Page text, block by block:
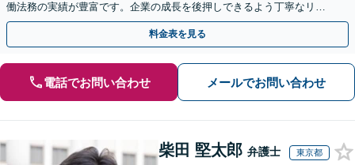
働法務の実績が豊富です。企業の成長を後押しできるよう丁寧なリー
ガルサービスを提供いたします。
料金表を見る
電話でお問い合わせ メールでお問い合わせ
柴田 堅太郎 弁護士 東京都